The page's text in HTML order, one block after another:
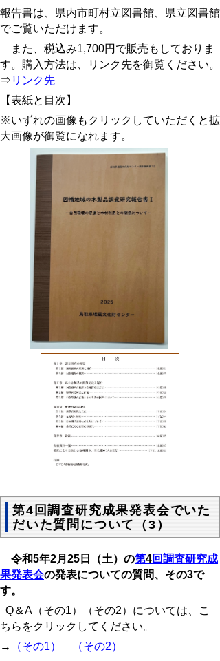
報告書は、県内市町村立図書館、県立図書館
でご覧いただけます。
また、税込み1,700円で販売もしておりま
す。 購入方法は、リンク先を御覧ください。
⇒ リンク先
【表紙と目次】
※いずれの画像もクリックしていただくと拡
大画像が御覧になれます。
第4回調査研究成果発表会でいた
だいた質問について（3）
令和5年2月 25 日（土）の第4回調査研究成
果発表会の発表についての質問、その3で
す。
Q＆A（その1）（その2）については、こ
ちらをクリックしてください。
→
（その1）
（その2）